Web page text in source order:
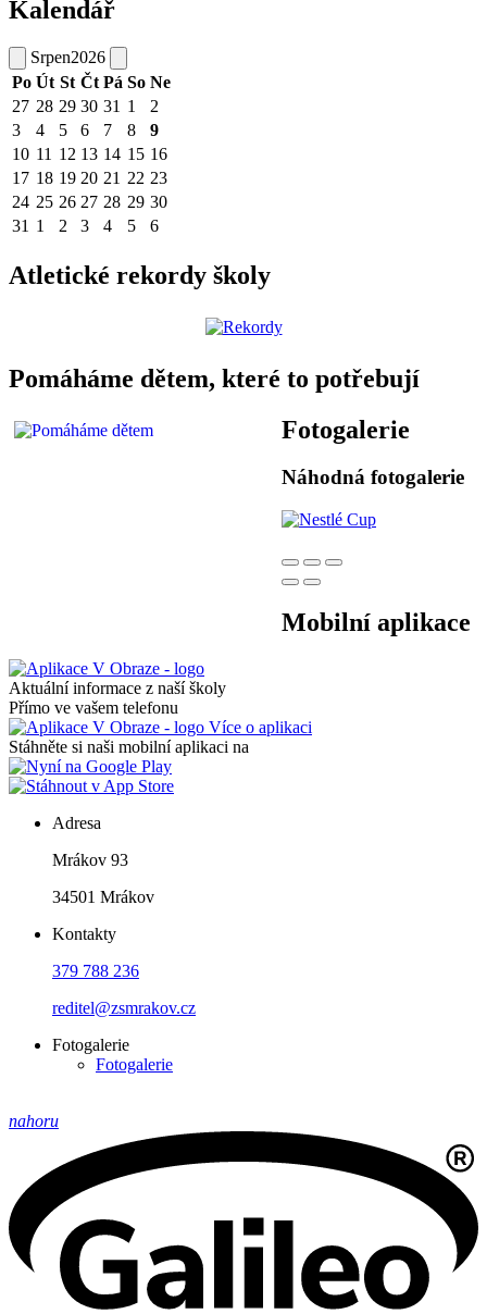
Kalendář
Srpen2026
Po Út St Čt Pá So Ne
27 28 29 30 31 1
2
3
4 5 6 7 8
9
10 11 12 13 14 15 16
17 18 19 20 21 22 23
24 25 26 27 28 29 30
31 1 2 3 4 5 6
Atletické rekordy školy
Pomáháme dětem, které to potřebují
Fotogalerie
Náhodná fotogalerie
Mobilní aplikace
Aktuální informace z naší školy
Přímo ve vašem telefonu
Více o aplikaci
Stáhněte si naši mobilní aplikaci na
Adresa
Mrákov 93
34501 Mrákov
Kontakty
379 788 236
reditel@zsmrakov.cz
Fotogalerie
Fotogalerie
nahoru